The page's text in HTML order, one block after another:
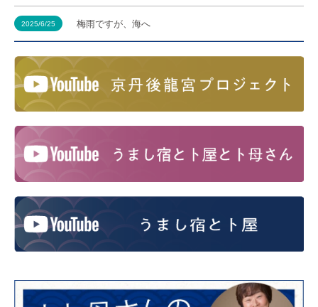
2025/6/25 梅雨ですが、海へ